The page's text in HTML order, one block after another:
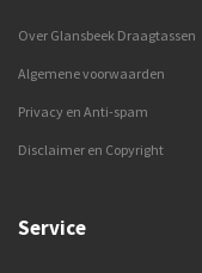
Over Glansbeek Draagtassen
Algemene voorwaarden
Privacy en Anti-spam
Disclaimer en Copyright
Service